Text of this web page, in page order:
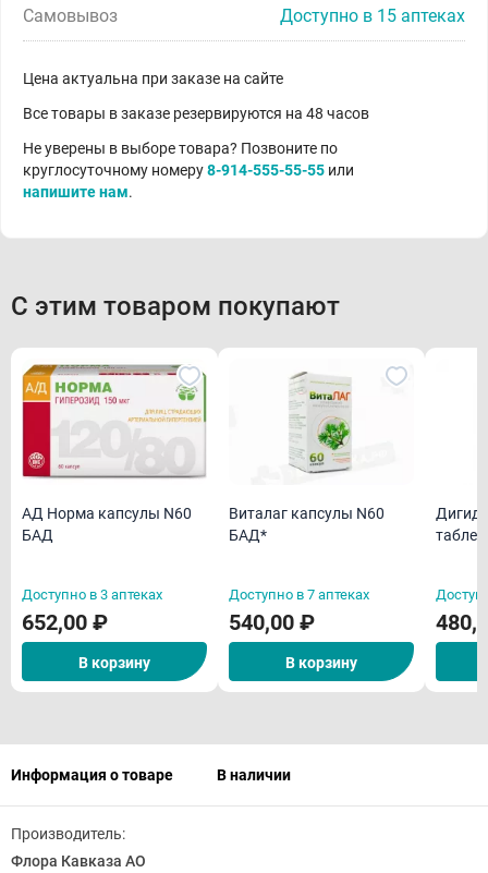
Самовывоз Доступно в 15 аптеках
Цена актуальна при заказе на сайте
Все товары в заказе резервируются на 48 часов
Не уверены в выборе товара? Позвоните по
круглосуточному номеру8-914-555-55-55 или
напишите нам.
С этим товаром покупают
АД Норма капсулы N60
БАД
Доступно в 3 аптеках
652,00 ₽
В корзину
Виталаг капсулы N60
БАД*
Доступно в 7 аптеках
540,00 ₽
В корзину
Информация о товаре В наличии
Производитель:
Флора Кавказа АО